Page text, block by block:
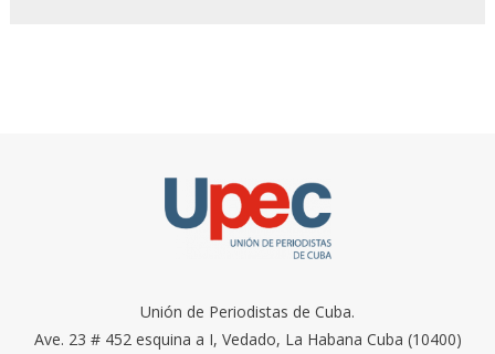
Unión de Periodistas de Cuba.
Ave. 23 # 452 esquina a I, Vedado, La Habana Cuba (10400)